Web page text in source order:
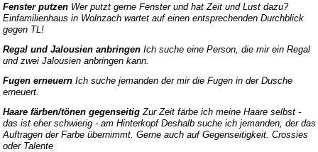
Fenster putzen Wer putzt gerne Fenster und hat Zeit und Lust dazu?
Einfamilienhaus in Wolnzach wartet auf einen entsprechenden Durchblick
gegen TL!
Regal und Jalousien anbringen Ich suche eine Person, die mir ein Regal
und zwei Jalousien anbringen kann.
Fugen erneuern Ich suche jemanden der mir die Fugen in der Dusche
erneuert.
Haare färben/tönen gegenseitig Zur Zeit färbe ich meine Haare selbst -
das ist eher schwierig - am Hinterkopf Deshalb suche ich jemanden, der das
Auftragen der Farbe übernimmt. Gerne auch auf Gegenseitigkeit. Crossies
oder Talente